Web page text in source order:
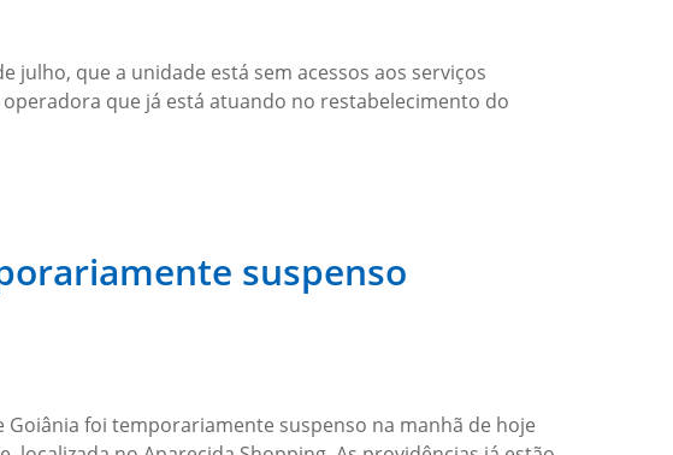
julho, que a unidade está sem acessos aos serviços
que já está atuando no restabelecimento do
suspenso
Goiânia foi temporariamente suspenso na manhã de hoje